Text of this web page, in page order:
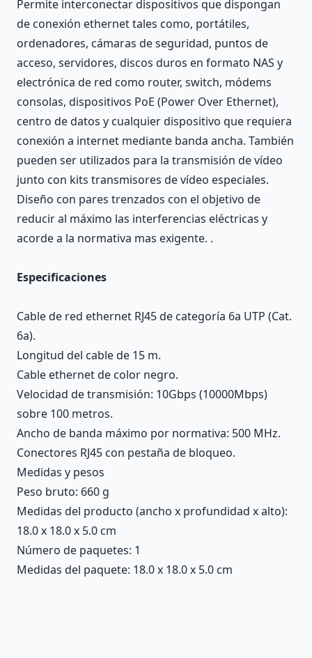
Permite interconectar dispositivos que dispongan
de conexión ethernet tales como, portátiles,
ordenadores, cámaras de seguridad, puntos de
acceso, servidores, discos duros en formato NAS y
electrónica de red como router, switch, módems
consolas, dispositivos PoE (Power Over Ethernet),
centro de datos y cualquier dispositivo que requiera
conexión a internet mediante banda ancha. También
pueden ser utilizados para la transmisión de vídeo
junto con kits transmisores de vídeo especiales.
Diseño con pares trenzados con el objetivo de
reducir al máximo las interferencias eléctricas y
acorde a la normativa mas exigente. .
Especificaciones
Cable de red ethernet RJ45 de categoría 6a UTP (Cat.
6a).
Longitud del cable de 15 m.
Cable ethernet de color negro.
Velocidad de transmisión: 10Gbps (10000Mbps)
sobre 100 metros.
Ancho de banda máximo por normativa: 500 MHz.
Conectores RJ45 con pestaña de bloqueo.
Medidas y pesos
Peso bruto: 660 g
Medidas del producto (ancho x profundidad x alto):
18.0 x 18.0 x 5.0 cm
Número de paquetes: 1
Medidas del paquete: 18.0 x 18.0 x 5.0 cm